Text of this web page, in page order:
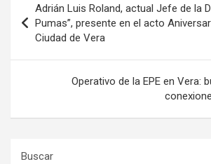
de
entradas
Adrián Luis Roland, actual Jefe de la
Pumas”, presente en el acto
Ciudad de Vera
Operativo de la EPE en Vera:
Buscar